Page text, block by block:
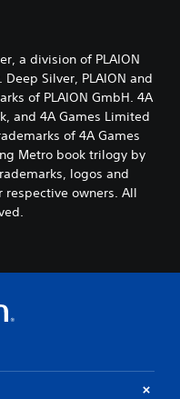
a division of PLAION
Silver, PLAION and
of PLAION GmbH. 4A
and 4A Games Limited
of 4A Games
Metro book trilogy by
logos and
owners. All